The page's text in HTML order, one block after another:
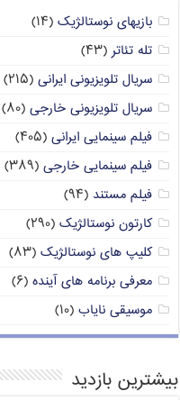
بازیهای نوستالژیک (۱۴)
تله تئاتر (۴۳)
سریال تلویزیونی ایرانی (۲۱۵)
سریال تلویزیونی خارجی (۸۰)
فیلم سینمایی ایرانی (۴۰۵)
فیلم سینمایی خارجی (۳۸۹)
فیلم مستند (۹۴)
کارتون نوستالژیک (۲۹۰)
کلیپ های نوستالژیک (۸۳)
معرفی برنامه های آینده (۶)
موسیقی نایاب (۱۰)
بیشترین بازدید